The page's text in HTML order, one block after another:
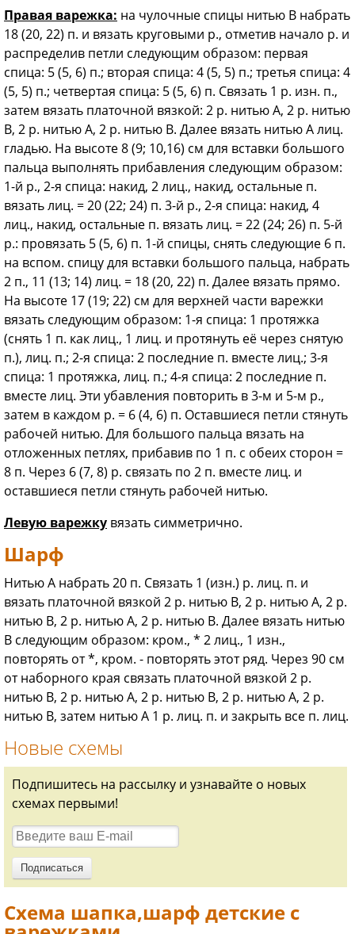
Правая варежка: на чулочные спицы нитью В набрать
18 (20, 22) п. и вязать круговыми р., отметив начало р. и
распределив петли следующим образом: первая
спица: 5 (5, 6) п.; вторая спица: 4 (5, 5) п.; третья спица: 4
(5, 5) п.; четвертая спица: 5 (5, 6) п. Связать 1 р. изн. п.,
затем вязать платочной вязкой: 2 р. нитью A, 2 р. нитью
B, 2 р. нитью A, 2 р. нитью B. Далее вязать нитью A лиц.
гладью. На высоте 8 (9; 10,16) см для вставки большого
пальца выполнять прибавления следующим образом:
1-й р., 2-я спица: накид, 2 лиц., накид, остальные п.
вязать лиц. = 20 (22; 24) п. 3-й р., 2-я спица: накид, 4
лиц., накид, остальные п. вязать лиц. = 22 (24; 26) п. 5-й
р.: провязать 5 (5, 6) п. 1-й спицы, снять следующие 6 п.
на вспом. спицу для вставки большого пальца, набрать
2 п., 11 (13; 14) лиц. = 18 (20, 22) п. Далее вязать прямо.
На высоте 17 (19; 22) см для верхней части варежки
вязать следующим образом: 1-я спица: 1 протяжка
(снять 1 п. как лиц., 1 лиц. и протянуть её через снятую
п.), лиц. п.; 2-я спица: 2 последние п. вместе лиц.; 3-я
спица: 1 протяжка, лиц. п.; 4-я спица: 2 последние п.
вместе лиц. Эти убавления повторить в 3-м и 5-м р.,
затем в каждом р. = 6 (4, 6) п. Оставшиеся петли стянуть
рабочей нитью. Для большого пальца вязать на
отложенных петлях, прибавив по 1 п. с обеих сторон =
8 п. Через 6 (7, 8) р. связать по 2 п. вместе лиц. и
оставшиеся петли стянуть рабочей нитью.
Левую варежку вязать симметрично.
Шарф
Нитью A набрать 20 п. Связать 1 (изн.) р. лиц. п. и
вязать платочной вязкой 2 р. нитью B, 2 р. нитью A, 2 р.
нитью B, 2 р. нитью A, 2 р. нитью B. Далее вязать нитью
B следующим образом: кром., * 2 лиц., 1 изн.,
повторять от *, кром. - повторять этот ряд. Через 90 см
от наборного края связать платочной вязкой 2 р.
нитью B, 2 р. нитью A, 2 р. нитью B, 2 р. нитью A, 2 р.
нитью B, затем нитью А 1 р. лиц. п. и закрыть все п. лиц.
Новые схемы
Подпишитесь на рассылку и узнавайте о новых
схемах первыми!
Схема шапка,шарф детские с